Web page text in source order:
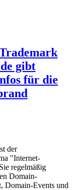
gibt
für die
der
"Internet-
regelmäßig
Domain-
Domain-Events und